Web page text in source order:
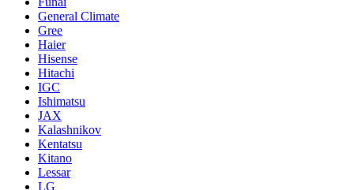
General Climate
Gree
Haier
Hisense
Hitachi
IGC
Ishimatsu
JAX
Kalashnikov
Kentatsu
Kitano
Lessar
LG